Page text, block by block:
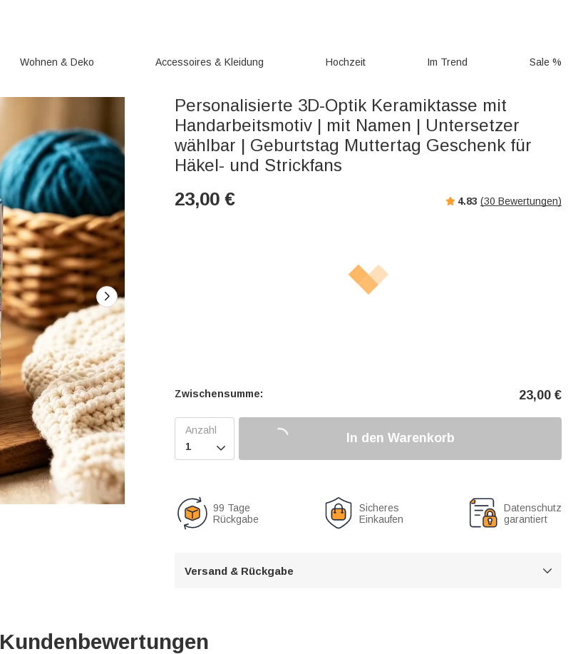
Wohnen & Deko Accessoires & Kleidung Hochzeit Im Trend Sale %
Personalisierte 3D-Optik Keramiktasse mit
Handarbeitsmotiv | mit Namen | Untersetzer
wählbar | Geburtstag Muttertag Geschenk für
Häkel- und Strickfans
23,00 € 4.83 (30 Bewertungen)
Zwischensumme: 23,00 €

In den Warenkorb
99 Tage
Rückgabe
Sicheres
Einkaufen
Datenschutz
garantiert
Versand & Rückgabe 
Kundenbewertungen